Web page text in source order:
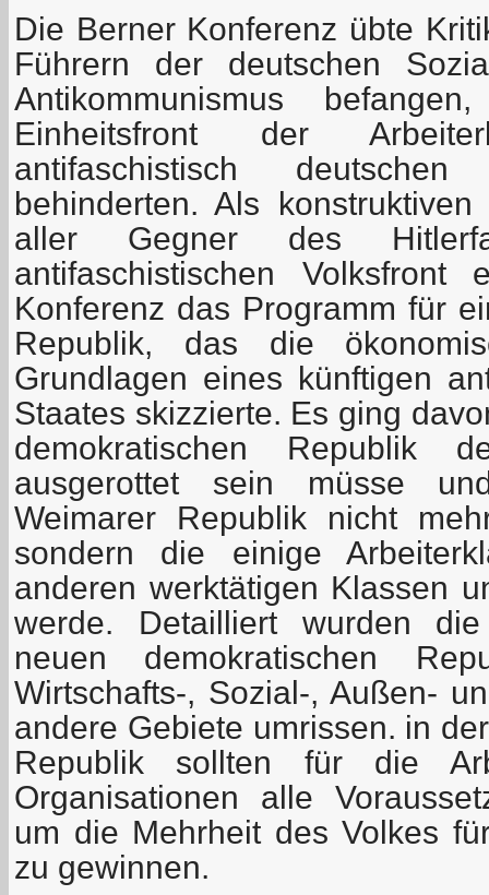
Die Berner Konferenz übte
Führern der deutschen
Antikommunismus
Einheitsfront der
antifaschistisch
behinderten. Als
aller Gegner des
antifaschistischen Volksfront
Konferenz das Programm für
Republik, das die
Grundlagen eines künftigen
Staates skizzierte. Es ging
demokratischen Republik
ausgerottet sein müsse
Weimarer Republik nicht
sondern die einige
anderen werktätigen Klassen
werde. Detailliert wurden
neuen demokratischen
Wirtschafts-, Sozial-, Außen-
andere Gebiete umrissen. in
Republik sollten für die
Organisationen alle
um die Mehrheit des Volkes
zu gewinnen.